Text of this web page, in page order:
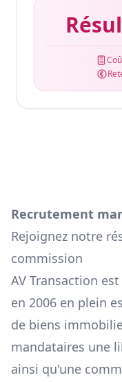
Recrutement
Rejoignez notre
commission
AV Transaction
en 2006 en plein
de biens
mandataires une
ainsi qu'une